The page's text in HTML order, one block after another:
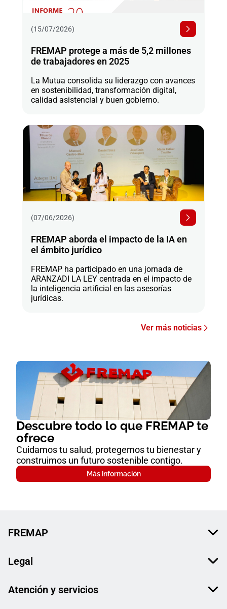
(15/07/2026)
FREMAP protege a más de 5,2 millones
de trabajadores en 2025
La Mutua consolida su liderazgo con avances
en sostenibilidad, transformación digital,
calidad asistencial y buen gobierno.
(07/06/2026)
FREMAP aborda el impacto de la IA en
el ámbito jurídico
FREMAP ha participado en una jornada de
ARANZADI LA LEY centrada en el impacto de
la inteligencia artificial en las asesorías
jurídicas.
Ver más noticias
Descubre todo lo que FREMAP te
ofrece
Cuidamos tu salud, protegemos tu bienestar y
construimos un futuro sostenible contigo.
Más información
FREMAP
Legal
Atención y servicios